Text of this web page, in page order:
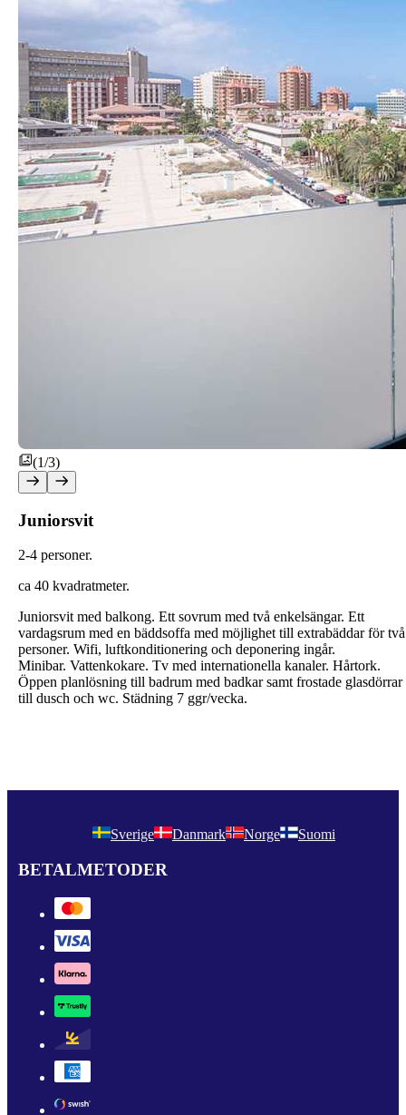
(1/3)
Juniorsvit
2-4 personer.
ca 40 kvadratmeter.
Juniorsvit med balkong. Ett sovrum med två enkelsängar. Ett
vardagsrum med en bäddsoffa med möjlighet till extrabäddar för två
personer. Wifi, luftkonditionering och deponering ingår.
Minibar. Vattenkokare. Tv med internationella kanaler. Hårtork.
Öppen planlösning till badrum med badkar samt frostade glasdörrar
till dusch och wc. Städning 7 ggr/vecka.
Sverige Danmark Norge Suomi
BETALMETODER